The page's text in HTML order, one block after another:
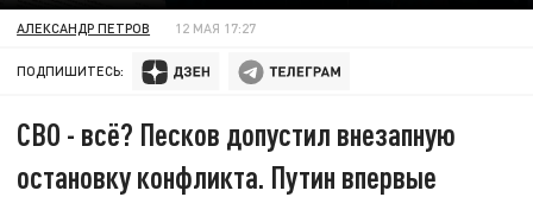
АЛЕКСАНДР ПЕТРОВ 12 МАЯ 17:27
ПОДПИШИТЕСЬ:
СВО - всё? Песков допустил внезапную
остановку конфликта. Путин впервые